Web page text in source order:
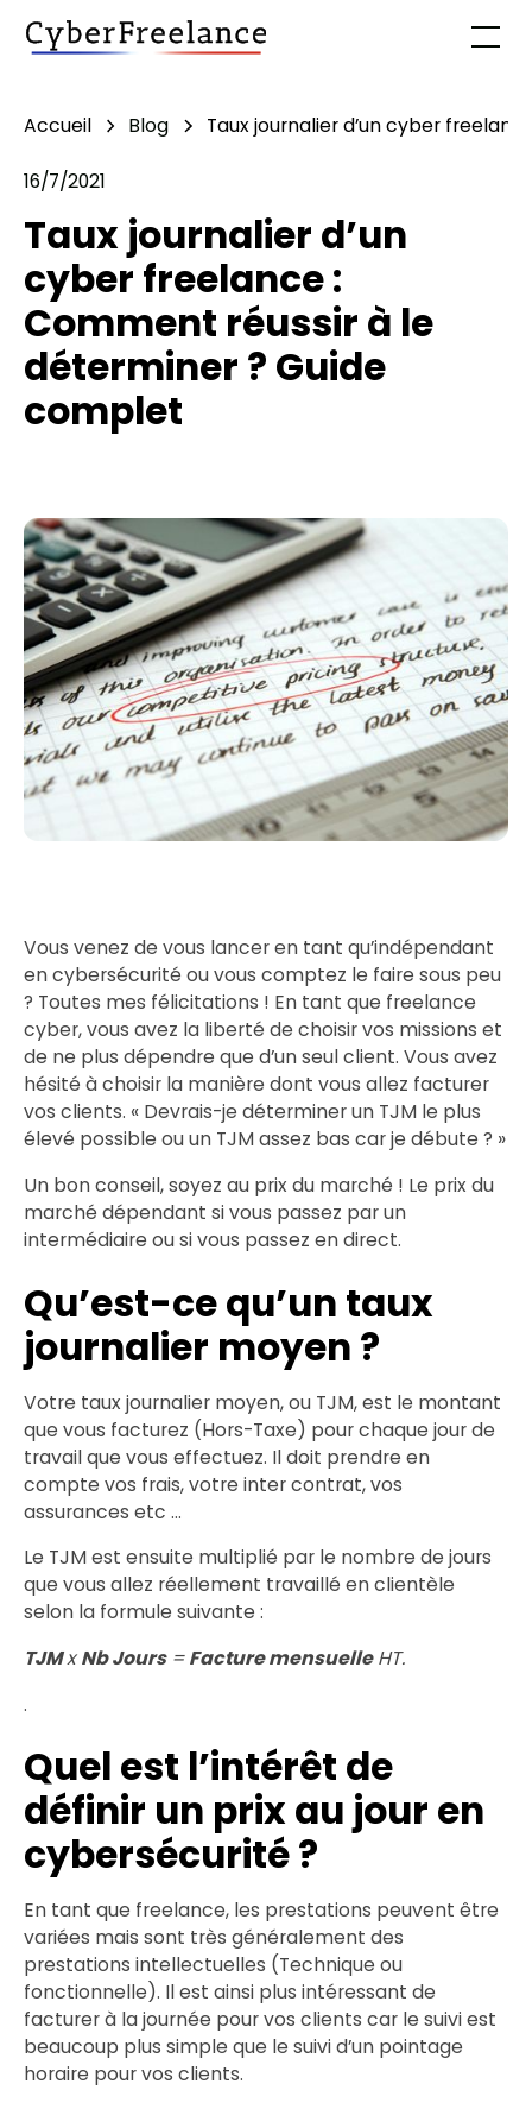
Accueil Blog Taux journalier d’un cyber
16/7/2021
Taux journalier d’un
cyber freelance :
Comment réussir à le
déterminer ? Guide
complet
Vous venez de vous lancer en tant qu’indépendant
en cybersécurité ou vous comptez le faire sous peu
? Toutes mes félicitations ! En tant que freelance
cyber, vous avez la liberté de choisir vos missions et
de ne plus dépendre que d’un seul client. Vous avez
hésité à choisir la manière dont vous allez facturer
vos clients. « Devrais-je déterminer un TJM le plus
élevé possible ou un TJM assez bas car je débute ? »
Un bon conseil, soyez au prix du marché ! Le prix du
marché dépendant si vous passez par un
intermédiaire ou si vous passez en direct.
Qu’est-ce qu’un taux
journalier moyen ?
Votre taux journalier moyen, ou TJM, est le montant
que vous facturez (Hors-Taxe) pour chaque jour de
travail que vous effectuez. Il doit prendre en
compte vos frais, votre inter contrat, vos
assurances etc …
Le TJM est ensuite multiplié par le nombre de jours
que vous allez réellement travaillé en clientèle
selon la formule suivante :
TJMxNb Jours=Facture mensuelleHT.
.
Quel est l’intérêt de
définir un prix au jour en
cybersécurité ?
En tant que freelance, les prestations peuvent être
variées mais sont très généralement des
prestations intellectuelles (Technique ou
fonctionnelle). Il est ainsi plus intéressant de
facturer à la journée pour vos clients car le suivi est
beaucoup plus simple que le suivi d’un pointage
horaire pour vos clients.